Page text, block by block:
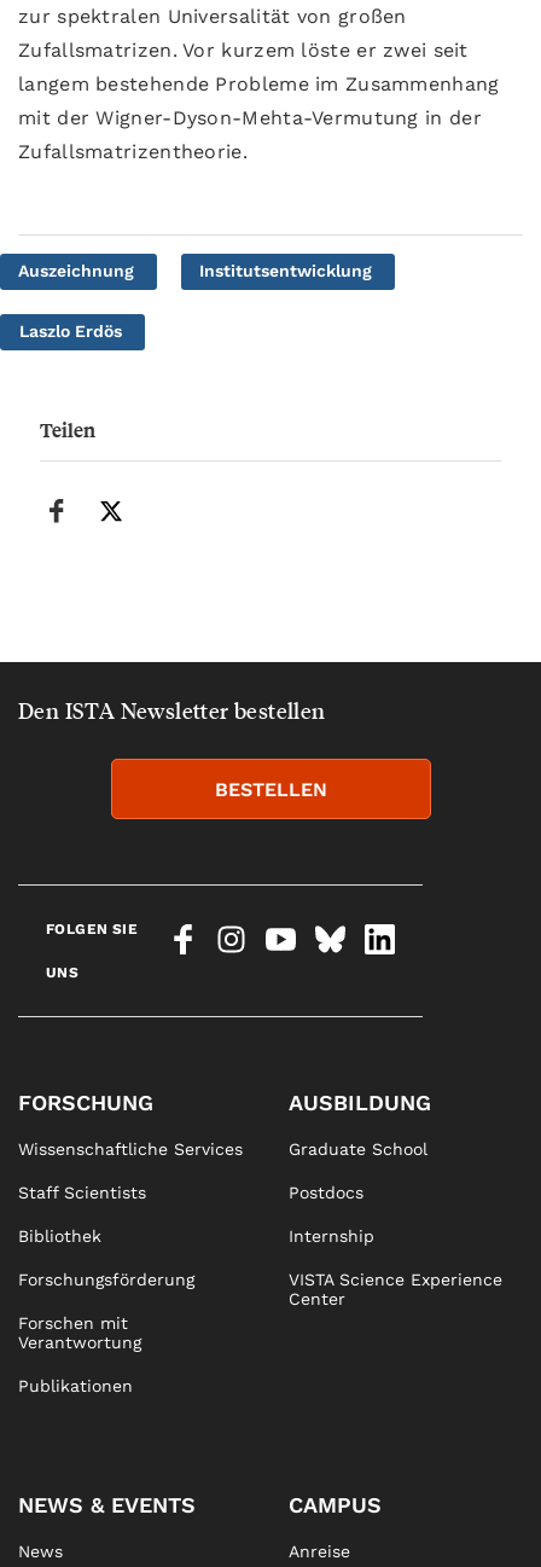
zur spektralen Universalität von großen
Zufallsmatrizen. Vor kurzem löste er zwei seit
langem bestehende Probleme im Zusammenhang
mit der Wigner-Dyson-Mehta-Vermutung in der
Zufallsmatrizentheorie.
Auszeichnung Institutsentwicklung
Laszlo Erdös
Teilen
Den ISTA Newsletter bestellen
BESTELLEN
FOLGEN SIE
UNS
FORSCHUNG
Wissenschaftliche Services
Staff Scientists
Bibliothek
Forschungsförderung
Forschen mit
Verantwortung
Publikationen
AUSBILDUNG
Graduate School
Postdocs
Internship
VISTA Science Experience
Center
NEWS & EVENTS
News
CAMPUS
Anreise